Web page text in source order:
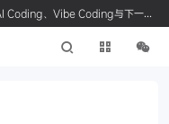
Coding、Vibe Coding与下一代